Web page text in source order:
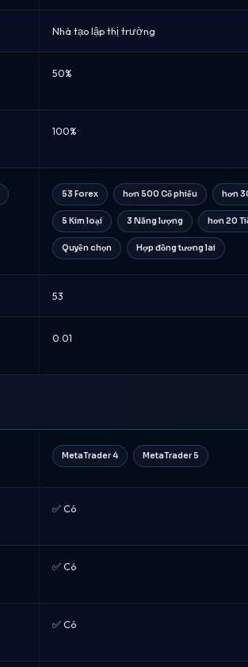
Nhà tạo lập thị trường
50%
100%
53 Forex hơn 500 Cổ phiếu hơn
5 Kim loại 3 Năng lượng hơn 20
Quyền chọn Hợp đồng tương lai
53
0.01
MetaTrader 4 MetaTrader 5
✅ Có
✅ Có
✅ Có